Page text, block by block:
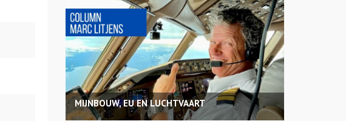
MIJNBOUW, EU EN LUCHTVAART